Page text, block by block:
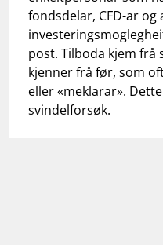
fondsdelar, CFD-ar og
post. Tilboda kjem frå
kjenner frå før, som
eller «meklarar».
svindelforsøk.